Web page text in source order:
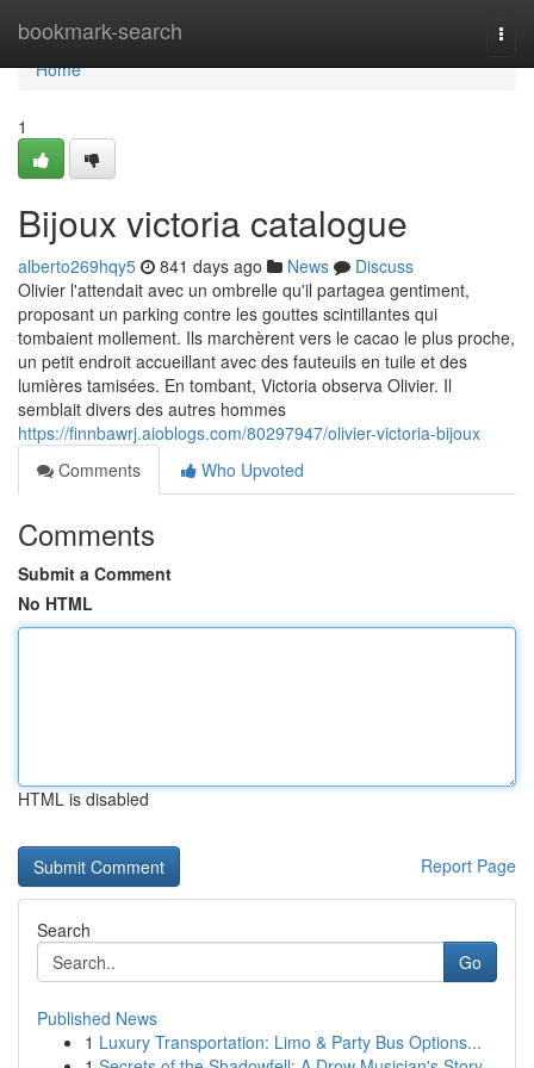
bookmark-search
Home
Home
1
Bijoux victoria catalogue
alberto269hqy5 841 days ago News
Discuss
Olivier l'attendait avec un ombrelle qu'il partagea gentiment,
proposant un parking contre les gouttes scintillantes qui
tombaient mollement. Ils marchèrent vers le cacao le plus proche,
un petit endroit accueillant avec des fauteuils en tuile et des
lumières tamisées. En tombant, Victoria observa Olivier. Il
semblait divers des autres hommes
https://finnbawrj.aioblogs.com/80297947/olivier-victoria-bijoux
Comments
Who Upvoted
Comments
Submit a Comment
No HTML
HTML is disabled
Report Page
Search
Go
Published News
1 Luxury Transportation: Limo & Party Bus Options...